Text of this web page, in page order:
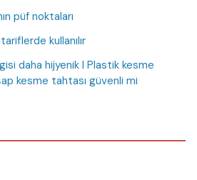
püf noktaları
kullanılır
daha hijyenik I Plastik kesme
kesme tahtası güvenli mi